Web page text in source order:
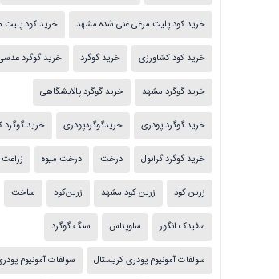
خرید کود پلیت مرغی غنی شده مشهد خرید کود
خرید کود کشاورزی خرید گوگرد خرید گوگرد
خرید گوگرد مشهد خرید گوگرد پالایشگاهی
خرید گوگرد پودری خریدگوگردپودری خرید گوگرد
خرید گوگرد گرانول درخت درخت میوه
زرین کود زرین کود مشهد زرین‌کود ساخت
سفیدک انگور سلوپتاس سنگ گوگرد
سولفات آمونیوم پودری کریستال سولفات آمونیوم